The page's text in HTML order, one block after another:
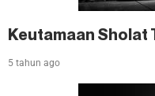
Keutamaan Sholat
5 tahun ago